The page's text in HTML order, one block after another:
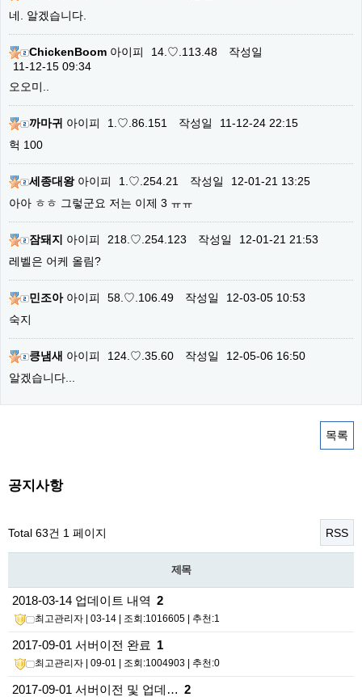
네. 알겠습니다.
ChickenBoom 아이피 14.♡.113.48
작성일
11-12-15 09:34
오오미..
까마귀 아이피 1.♡.86.151 작성일
11-12-24 22:15
헉 100
세종대왕아이피 1.♡.254.21 작성일
12-01-21 13:25
아아 ㅎㅎ 그렇군요 저는 이제 3 ㅠㅠ
잠돼지 아이피 218.♡.254.123 작성일
12-01-21 21:53
레벨은 어케 올림?
민조아아이피 58.♡.106.49 작성일
12-03-05 10:53
숙지
킁냄새 아이피 124.♡.35.60 작성일
12-05-06 16:50
알겠습니다...
목록
공지사항
Total 63건 1 페이지 RSS
제목
2018-03-14 업데이트 내역 2
최고관리자 | 03-14 | 조회:1016605 | 추천:1
2017-09-01 서버이전 완료 1
최고관리자 | 09-01 | 조회:1004903 | 추천:0
2017-09-01 서버이전 및 업데… 2